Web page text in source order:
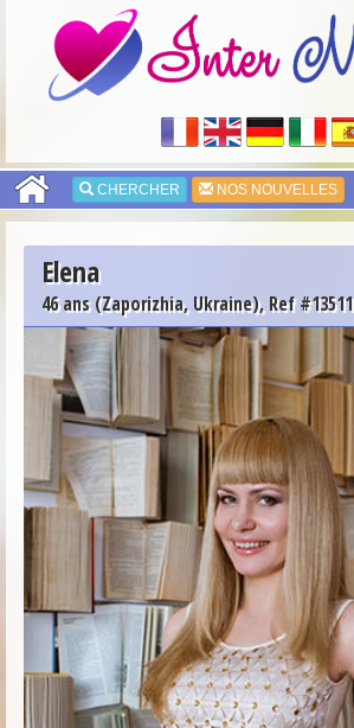
CHERCHER NOS NOUVELLES
Elena
46 ans (Zaporizhia, Ukraine), Ref #13511